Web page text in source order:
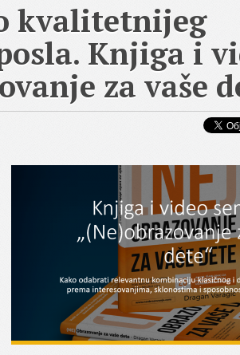
kvalitetnijeg
Knjiga i
za vaše